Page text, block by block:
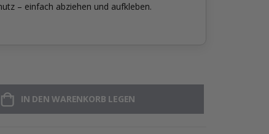
– einfach abziehen und aufkleben.
IN DEN WARENKORB LEGEN